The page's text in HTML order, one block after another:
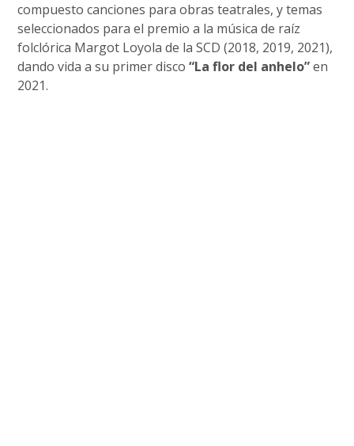
compuesto canciones para obras teatrales, y temas
seleccionados para el premio a la música de raíz
folclórica Margot Loyola de la SCD (2018, 2019, 2021),
dando vida a su primer disco“La flor del anhelo”en
2021.